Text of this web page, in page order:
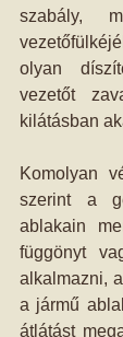
szabály,
olyan
vezetőt
kilátásban
Komolyan
szerint a
ablakain
függönyt
alkalmazni,
a jármű
átlátást